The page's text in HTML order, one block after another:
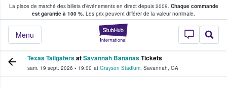
La place de marché des billets d’événements en direct depuis 2009. Chaque commande
est garantie à 100 %. Les prix peuvent différer de la valeur nominale.
StubHub - Où
Menu
fans achètent et vendent des billets
Texas TailgatersatSavannah BananasTickets
sam. 19 sept. 2026 • 19:00 at Grayson Stadium, Savannah, GA